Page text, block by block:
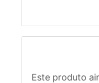
Este produto